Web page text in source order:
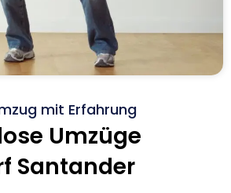
mit Erfahrung
Umzüge
Santander